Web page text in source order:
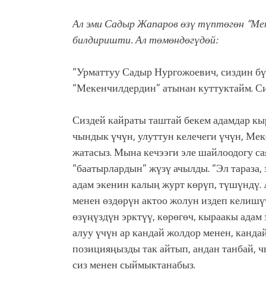
Ал эми Садыр Жапаров өзү түптөгөн
билдиришти. Ал төмөндөгүдөй:
“Урматтуу Садыр Нургожоевич, сиздин
“Мекенчилдердин” атынан куттуктайм.
Сиздей кайраты таштай бекем адамдар
чындык үчүн, улуттун келечеги үчүн,
жатасыз. Мына кечээги эле шайлоодогу
“баатырлардын” жүзү ачылды. “Эл
адам экенин калың журт көрүп, түшүндү.
менен өздөрүн актоо жолун издеп
өзүңүздүн эрктүү, көрөгөч, кыраакы
алуу үчүн ар кандай жолдор менен,
позицияңызды так айтып, андан танбай,
сиз менен сыймыктанабыз.